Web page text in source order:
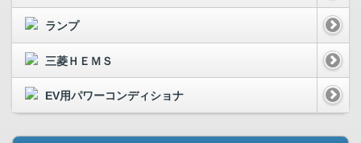
ランプ
三菱ＨＥＭＳ
EV用パワーコンディショナ